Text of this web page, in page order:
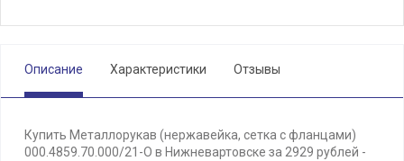
Описание Характеристики Отзывы
Купить Металлорукав (нержавейка, сетка с фланцами)
000.4859.70.000/21-О в Нижневартовске за 2929 рублей -